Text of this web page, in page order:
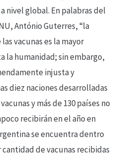
nivel global. En palabras del
António Guterres, “la
vacunas es la mayor
la humanidad; sin embargo,
injusta y
diez naciones desarrolladas
y más de 130 países no
recibirán en el año en
se encuentra dentro
cantidad de vacunas recibidas